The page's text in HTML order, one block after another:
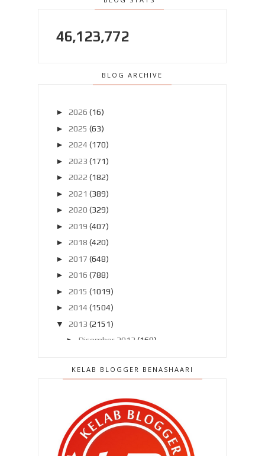
46,123,772
BLOG ARCHIVE
► 2026 (16)
► 2025 (63)
► 2024 (170)
► 2023 (171)
► 2022 (182)
► 2021 (389)
► 2020 (329)
► 2019 (407)
► 2018 (420)
► 2017 (648)
► 2016 (788)
► 2015 (1019)
► 2014 (1504)
▼
2013 (2151)
► Disember 2013 (169)
►Oktober 2013 (160)
Ogos 2013(182)
►Julai 2013(220)
►
Jun 2013
▼
Mei 2013 (186)
KELAB BLOGGER BENASHAARI